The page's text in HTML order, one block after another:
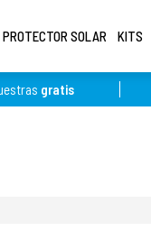
gratis
PROTECTOR SOLAR KITS